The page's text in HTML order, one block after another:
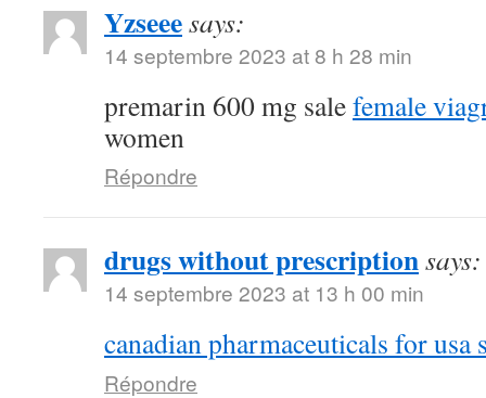
Yzseeesays:
14 septembre 2023 at 8 h 28 min
premarin 600 mg salefemale
women
Répondre
drugs without prescriptionsays:
14 septembre 2023 at 13 h 00 min
canadian pharmaceuticals for usa
Répondre